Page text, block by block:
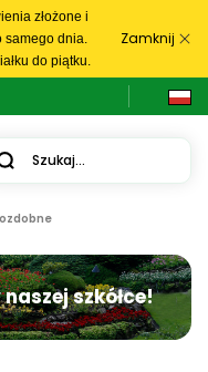
złożone i
samego dnia.
do piątku.
Zamknij
szkółce!